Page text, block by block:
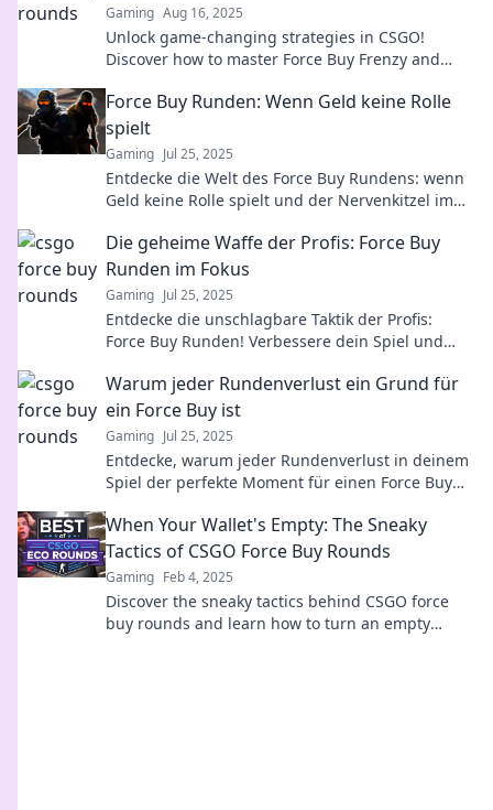
Gaming Aug 16, 2025
Unlock game-changing strategies in CSGO!
Discover how to master Force Buy Frenzy and
Force Buy Runden: Wenn Geld keine Rolle
spielt
Gaming Jul 25, 2025
Entdecke die Welt des Force Buy Rundens: wenn
Geld keine Rolle spielt und der Nervenkitzel im
Die geheime Waffe der Profis: Force Buy
Runden im Fokus
Gaming Jul 25, 2025
Entdecke die unschlagbare Taktik der Profis:
Force Buy Runden! Verbessere dein Spiel und
Warum jeder Rundenverlust ein Grund für
ein Force Buy ist
Gaming Jul 25, 2025
Entdecke, warum jeder Rundenverlust in deinem
Spiel der perfekte Moment für einen Force Buy
When Your Wallet's Empty: The Sneaky
Tactics of CSGO Force Buy Rounds
Gaming Feb 4, 2025
Discover the sneaky tactics behind CSGO force
buy rounds and learn how to turn an empty